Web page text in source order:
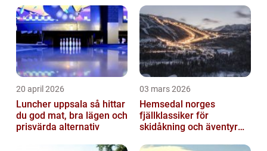
för- och nackdelar. Översikt över Karlstad&...
20 april 2026
Luncher uppsala så hittar
du god mat, bra lägen och
prisvärda alternativ
03 mars 2026
Hemsedal norges
fjällklassiker för
skidåkning och äventyr